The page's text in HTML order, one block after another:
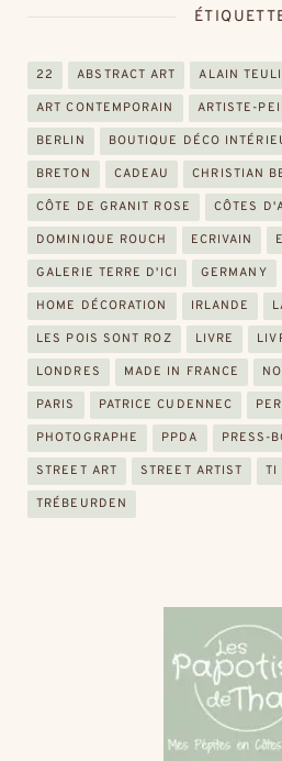
22 ABSTRACT ART ALAIN
ART CONTEMPORAIN ARTISTE-
BERLIN BOUTIQUE DÉCO
BRETON CADEAU CHRISTIAN
CÔTE DE GRANIT ROSE CÔTES
DOMINIQUE ROUCH ECRIVAIN
GALERIE TERRE D'ICI GERMANY
HOME DÉCORATION IRLANDE
LES POIS SONT ROZ LIVRE
LONDRES MADE IN FRANCE
PARIS PATRICE CUDENNEC
PHOTOGRAPHE PPDA PRESS-
STREET ART STREET ARTIST TI
TRÉBEURDEN